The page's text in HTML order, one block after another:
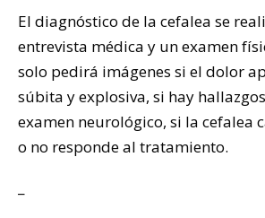
El diagnóstico de la cefalea se
entrevista médica y un examen
solo pedirá imágenes si el dolor
súbita y explosiva, si hay
examen neurológico, si la cefalea
o no responde al tratamiento.